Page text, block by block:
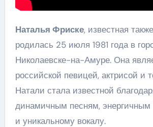
Наталья Фриске, известная
родилась 25 июля 1981 года в
Николаевске-на-Амуре. Она
российской певицей, актрисой и
Натали стала известной
динамичным песням,
и уникальному вокалу.